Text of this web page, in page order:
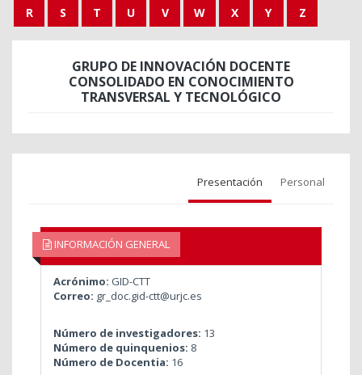
R
S T U V W X Y Z
GRUPO DE INNOVACIÓN DOCENTE
CONSOLIDADO EN CONOCIMIENTO
TRANSVERSAL Y TECNOLÓGICO
Presentación Personal
INFORMACIÓN GENERAL
Acrónimo: GID-CTT
Correo: gr_doc.gid-ctt@urjc.es
Número de investigadores: 13
Número de quinquenios: 8
Número de Docentia: 16